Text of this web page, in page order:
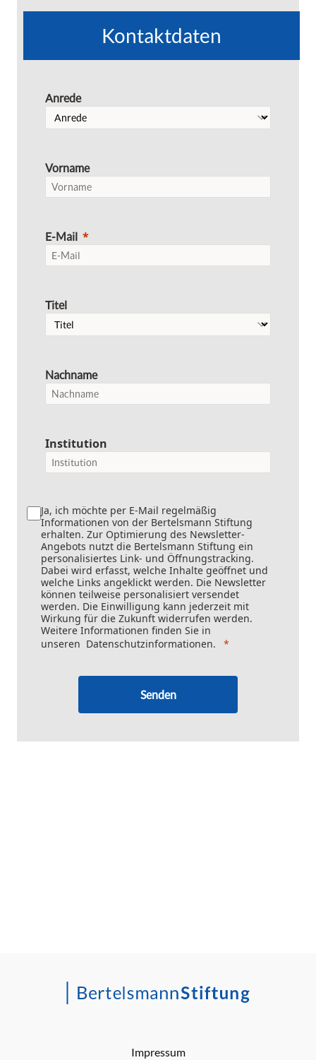
Kontaktdaten
Anrede
Vorname
E-Mail
Titel
Nachname
Institution
Ja, ich möchte per E-Mail regelmäßig
Informationen von der Bertelsmann Stiftung
erhalten. Zur Optimierung des Newsletter-
Angebots nutzt die Bertelsmann Stiftung ein
personalisiertes Link- und Öffnungstracking.
Dabei wird erfasst, welche Inhalte geöffnet und
welche Links angeklickt werden. Die Newsletter
können teilweise personalisiert versendet
werden. Die Einwilligung kann jederzeit mit
Wirkung für die Zukunft widerrufen werden.
Weitere Informationen finden Sie in
unseren Datenschutzinformationen.
Senden
Impressum